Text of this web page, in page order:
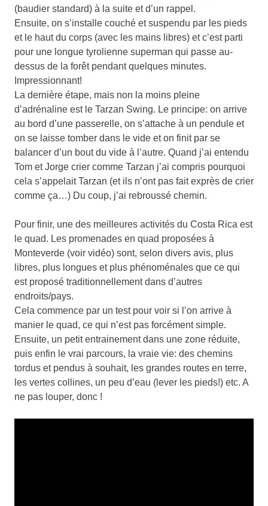
(baudier standard) à la suite et d’un rappel.
Ensuite, on s’installe couché et suspendu par les pieds
et le haut du corps (avec les mains libres) et c’est parti
pour une longue tyrolienne superman qui passe au-
dessus de la forêt pendant quelques minutes.
Impressionnant!
La dernière étape, mais non la moins pleine
d’adrénaline est le Tarzan Swing. Le principe: on arrive
au bord d’une passerelle, on s’attache à un pendule et
on se laisse tomber dans le vide et on finit par se
balancer d’un bout du vide à l’autre. Quand j’ai entendu
Tom et Jorge crier comme Tarzan j’ai compris pourquoi
cela s’appelait Tarzan (et ils n’ont pas fait exprès de crier
comme ça…) Du coup, j’ai rebroussé chemin.
Pour finir, une des meilleures activités du Costa Rica est
le quad. Les promenades en quad proposées à
Monteverde (voir vidéo) sont, selon divers avis, plus
libres, plus longues et plus phénoménales que ce qui
est proposé traditionnellement dans d’autres
endroits/pays.
Cela commence par un test pour voir si l’on arrive à
manier le quad, ce qui n’est pas forcément simple.
Ensuite, un petit entrainement dans une zone réduite,
puis enfin le vrai parcours, la vraie vie: des chemins
tordus et pendus à souhait, les grandes routes en terre,
les vertes collines, un peu d’eau (lever les pieds!) etc. A
ne pas louper, donc !